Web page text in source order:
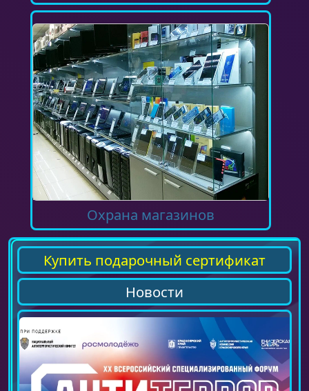
Охрана магазинов
Купить подарочный сертификат
Новости